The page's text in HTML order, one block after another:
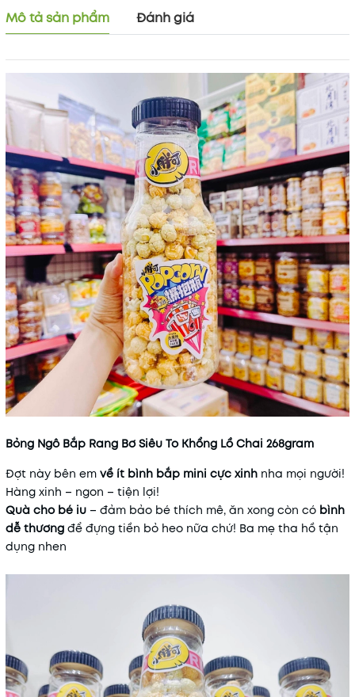
Mô tả sản phẩm Đánh giá
Bỏng Ngô Bắp Rang Bơ Siêu To Khổng Lồ Chai 268gram
Đợt này bên em về ít bình bắp mini cực xinh nha mọi người!
Hàng xinh – ngon – tiện lợi!
Quà cho bé iu – đảm bảo bé thích mê, ăn xong còn có bình
dễ thương để đựng tiền bỏ heo nữa chứ! Ba mẹ tha hồ tận
dụng nhen